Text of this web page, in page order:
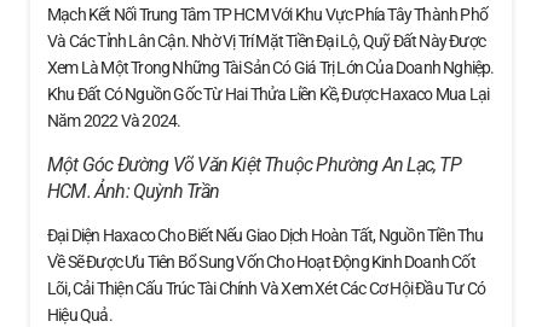
Mạch Kết Nối Trung Tâm TP HCM Với Khu Vực Phía Tây Thành Phố
Và Các Tỉnh Lân Cận. Nhờ Vị Trí Mặt Tiền Đại Lộ, Quỹ Đất Này Được
Xem Là Một Trong Những Tài Sản Có Giá Trị Lớn Của Doanh Nghiệp.
Khu Đất Có Nguồn Gốc Từ Hai Thửa Liền Kề, Được Haxaco Mua Lại
Năm 2022 Và 2024.
Một Góc Đường Võ Văn Kiệt Thuộc Phường An Lạc, TP
HCM. Ảnh:Quỳnh Trần
Đại Diện Haxaco Cho Biết Nếu Giao Dịch Hoàn Tất, Nguồn Tiền Thu
Về Sẽ Được Ưu Tiên Bổ Sung Vốn Cho Hoạt Động Kinh Doanh Cốt
Lõi, Cải Thiện Cấu Trúc Tài Chính Và Xem Xét Các Cơ Hội Đầu Tư Có
Hiệu Quả.